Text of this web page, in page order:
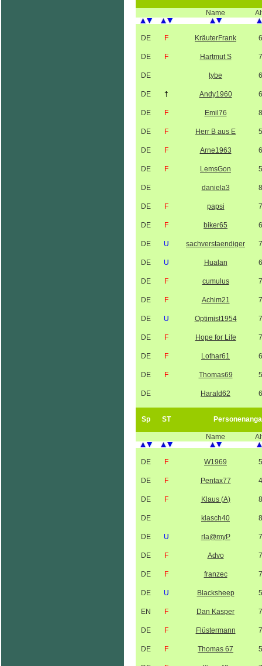
Name
DE F KräuterFrank
DE F Hartmut S
DE tybe
DE † Andy1960
DE F Emil76
DE F Herr B aus E
DE F Arne1963
DE F LemsGon
DE daniela3
DE F papsi
DE F biker65
DE U sachverstaendiger
DE U Hualan
DE F cumulus
DE F Achim21
DE U Optimist1954
DE F Hope for Life
DE F Lothar61
DE F Thomas69
DE Harald62
Sp ST
Name
DE F W1969
DE F Pentax77
DE F Klaus (A)
DE klasch40
DE U rla@myP
DE F Advo
DE F franzec
DE U Blacksheep
EN F Dan Kasper
DE F Flüstermann
DE F Thomas 67